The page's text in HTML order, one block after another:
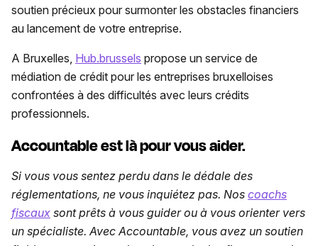
soutien précieux pour surmonter les obstacles financiers
au lancement de votre entreprise.
A Bruxelles, Hub.brussels propose un service de
médiation de crédit pour les entreprises bruxelloises
confrontées à des difficultés avec leurs crédits
professionnels.
Accountable est là pour vous aider.
Si vous vous sentez perdu dans le dédale des
réglementations, ne vous inquiétez pas. Nos coachs
fiscaux sont prêts à vous guider ou à vous orienter vers
un spécialiste. Avec Accountable, vous avez un soutien